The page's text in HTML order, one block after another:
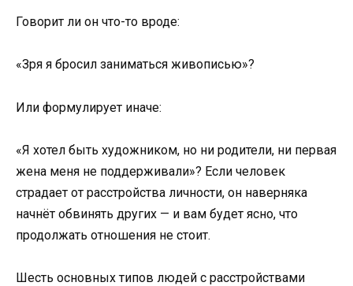
Говорит ли он что-то вроде:
«Зря я бросил заниматься живописью»?
Или формулирует иначе:
«Я хотел быть художником, но ни родители, ни первая
жена меня не поддерживали»? Если человек
страдает от расстройства личности, он наверняка
начнёт обвинять других — и вам будет ясно, что
продолжать отношения не стоит.
Шесть основных типов людей с расстройствами